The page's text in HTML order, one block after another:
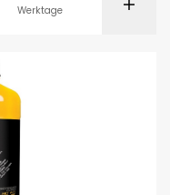
Werktage